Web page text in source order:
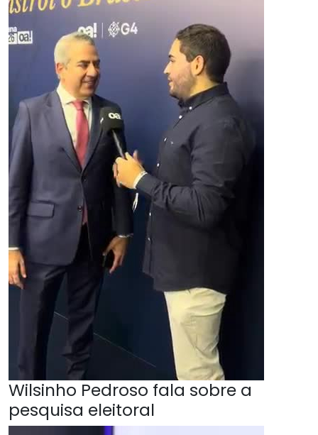
Wilsinho Pedroso fala sobre a
pesquisa eleitoral